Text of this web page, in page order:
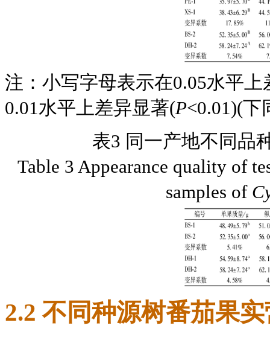
注：小写字母表示在0.05水平上
0.01水平上差异显著(P<0.01)(下
表3 同一产地不同品
Table 3 Appearance quality of
samples of
2.2 不同种源树番茄果